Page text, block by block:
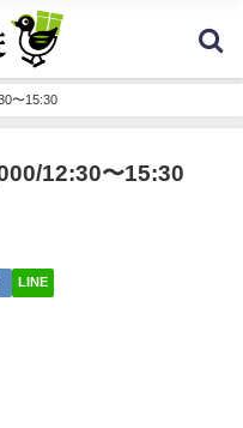
〜15:30
12:30〜15:30
LINE